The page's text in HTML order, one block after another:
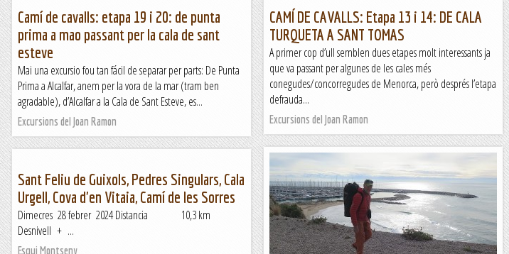
Camí de cavalls: etapa 19 i 20: de punta
prima a mao passant per la cala de sant
esteve
Mai una excursio fou tan fácil de separar per parts: De Punta
Prima a Alcalfar, anem per la vora de la mar (tram ben
agradable), d’Alcalfar a la Cala de Sant Esteve, es...
Excursions del Joan Ramon
CAMÍ DE CAVALLS: Etapa 13 i 14: DE CALA
TURQUETA A SANT TOMAS
A primer cop d’ull semblen dues etapes molt interessants ja
que va passant per algunes de les cales més
conegudes/concorregudes de Menorca, però després l’etapa
defrauda...
Excursions del Joan Ramon
Sant Feliu de Guixols, Pedres Singulars, Cala
Urgell, Cova d'en Vitaia, Camí de les Sorres
Dimecres 28 febrer 2024 Distancia 10,3 km
Desnivell + ...
Esqui Montseny